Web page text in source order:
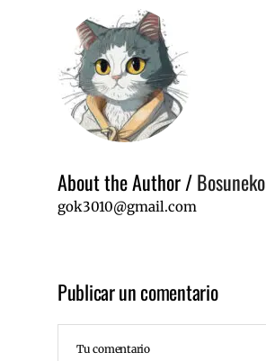
About the Author/Bosuneko
gok3010@gmail.com
Publicar un comentario